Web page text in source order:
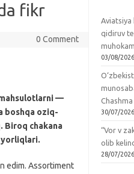
fikr
0 Comment
—
boshqa oziq-
Biroq chakana
yorliqlari.
edim. Assortiment
Aviatsiya
qidiruv
03/08/2026
30/07/2026
“Vor v
olib
28/07/2026